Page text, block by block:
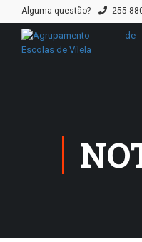
Alguma questão? 255